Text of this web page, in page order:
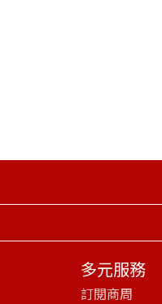
多元服務
訂閱商周